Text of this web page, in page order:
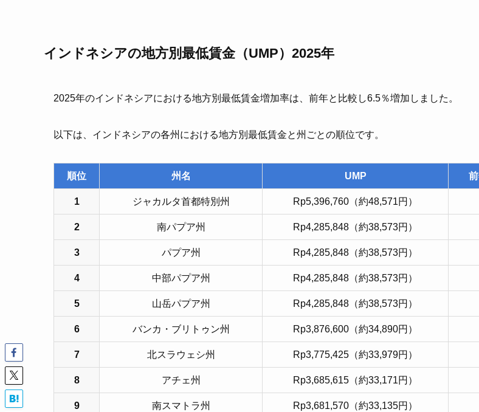
インドネシアの地方別最低賃金（UMP）2025年
2025年のインドネシアにおける地方別最低賃金増加率は、前年と比較し6.5％増加しました。
以下は、インドネシアの各州における地方別最低賃金と州ごとの順位です。
順位 州名 UMP
1 ジャカルタ首都特別州 Rp5,396,760（約48,571円）
2 南パプア州 Rp4,285,848（約38,573円）
3 パプア州 Rp4,285,848（約38,573円）
4 中部パプア州 Rp4,285,848（約38,573円）
5 山岳パプア州 Rp4,285,848（約38,573円）
6 バンカ・ブリトゥン州 Rp3,876,600（約34,890円）
7 北スラウェシ州 Rp3,775,425（約33,979円）
8 アチェ州 Rp3,685,615（約33,171円）
9 南スマトラ州 Rp3,681,570（約33,135円）